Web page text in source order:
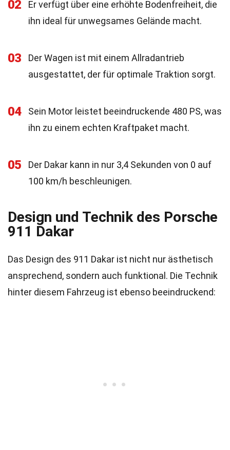
02
Er verfügt über eine erhöhte Bodenfreiheit, die
ihn ideal für unwegsames Gelände macht.
03
Der Wagen ist mit einem Allradantrieb
ausgestattet, der für optimale Traktion sorgt.
04
Sein Motor leistet beeindruckende 480 PS, was
ihn zu einem echten Kraftpaket macht.
05
Der Dakar kann in nur 3,4 Sekunden von 0 auf
100 km/h beschleunigen.
Design und Technik des Porsche
911 Dakar
Das Design des 911 Dakar ist nicht nur ästhetisch
ansprechend, sondern auch funktional. Die Technik
hinter diesem Fahrzeug ist ebenso beeindruckend: